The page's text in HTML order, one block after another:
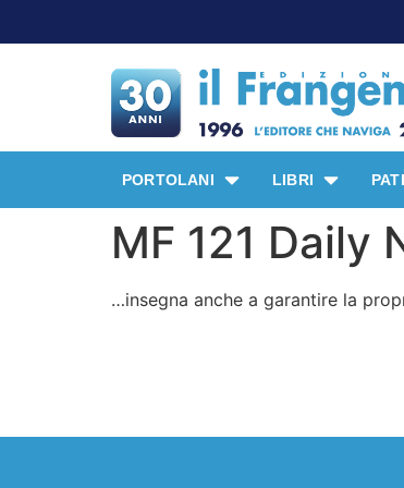
PORTOLANI LIBRI
MF 121 Daily
…insegna anche a garantire la